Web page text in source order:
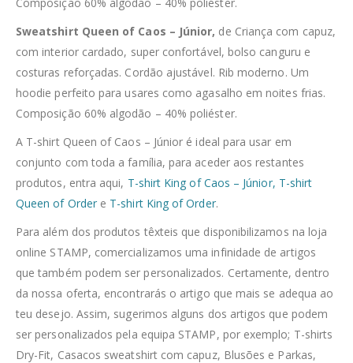
Sweatshirt Queen of Caos – Júnior, de Criança com capuz,
com interior cardado, super confortável, bolso canguru e
costuras reforçadas. Cordão ajustável. Rib moderno. Um
hoodie perfeito para usares como agasalho em noites frias.
Composição 60% algodão – 40% poliéster.
A T-shirt Queen of Caos – Júnior é ideal para usar em
conjunto com toda a família, para aceder aos restantes
produtos, entra aqui, T-shirt King of Caos – Júnior, T-shirt
Queen of Ordere T-shirt King of Order.
Para além dos produtos têxteis que disponibilizamos na loja
online STAMP, comercializamos uma infinidade de artigos
que também podem ser personalizados. Certamente, dentro
da nossa oferta, encontrarás o artigo que mais se adequa ao
teu desejo. Assim, sugerimos alguns dos artigos que podem
ser personalizados pela equipa STAMP, por exemplo; T-shirts
Dry-Fit, Casacos sweatshirt com capuz, Blusões e Parkas,